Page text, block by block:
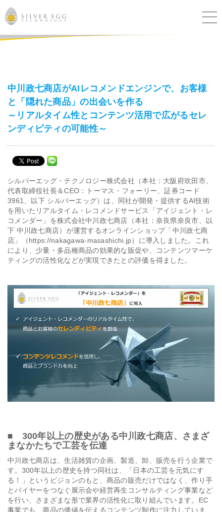
導入事例
ブログ
セミナー
ニュース
IR
会社情報
資料ダウンロード
お問い合わせ
中川政七商店がAIレコメンドエンジンで、お客様
と「隠れた商品」の出会いを作る
～リアルタイム性とコンテンツ活用で広がるセレ
ンディピティの可能性～
シルバーエッグ・テクノロジー株式会社（本社：大阪府吹田市、
代表取締役社長＆CEO：トーマス・フォーリー、証券コード
3961、以下 シルバーエッグ）は、同社が開発・提供するAI技術
を用いたリアルタイム・レコメンドサービス「アイジェント・レ
コメンダー」を株式会社中川政七商店（本社：奈良県奈良市、以
下 中川政七商店）が運営するオンラインショップ「中川政七商
店」（https://nakagawa-masashichi.jp）に導入しました。これ
により、少量・多品種商品の効果的な販促や、コンテンツマーケ
ティングの活性化などが実現できたとの評価を得ました。
■ 300年以上の歴史がある中川政七商店、さまざ
まなかたちで工芸を伝達
中川政七商店は、生活雑貨の企画、製造、卸、販売を行う企業で
す。300年以上の歴史を持つ同社は、「日本の工芸を元気にす
る！」というビジョンのもと、商品の販売だけではなく、作り手
とバイヤーをつなぐ展示会や経営再生コンサルティング事業など
を行い、さまざまな形で業界の活性化に取り組んでいます。EC
事業でも、商品の価値を伝えるコンテンツ制作に注力していま